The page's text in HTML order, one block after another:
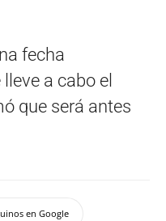
fecha
a cabo el
que será antes
en Google